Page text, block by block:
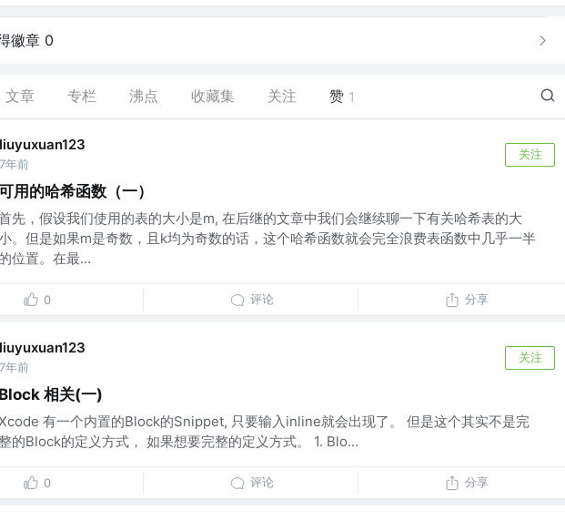
徽章 0
文章 专栏 沸点 收藏集 关注 赞 1
liuyuxuan123
7年前
关注
用的哈希函数（一）
先，假设我们使用的表的大小是m, 在后继的文章中我们会继续聊一下有关哈希表的大
。但是如果m是奇数，且k均为奇数的话，这个哈希函数就会完全浪费表函数中几乎一半
的位置。在最...
0 评论 分享
liuyuxuan123
7年前
关注
Block 相关(一)
有一个内置的Block的Snippet, 只要输入inline就会出现了。 但是这个其实不是完
的Block的定义方式， 如果想要完整的定义方式。 1. Blo...
0 评论 分享